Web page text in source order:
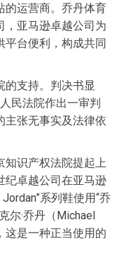
的运营商。乔丹体育
，亚马逊卓越公司为
平台便利，构成共同
的支持。判决书显
民法院作出一审判
主张无事实及法律依
知识产权法院提起上
纪卓越公司在亚马逊
系列鞋使用“乔
尔·乔丹（Michael
这是一种正当使用的